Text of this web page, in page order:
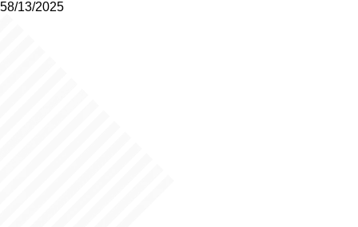
58/13/2025